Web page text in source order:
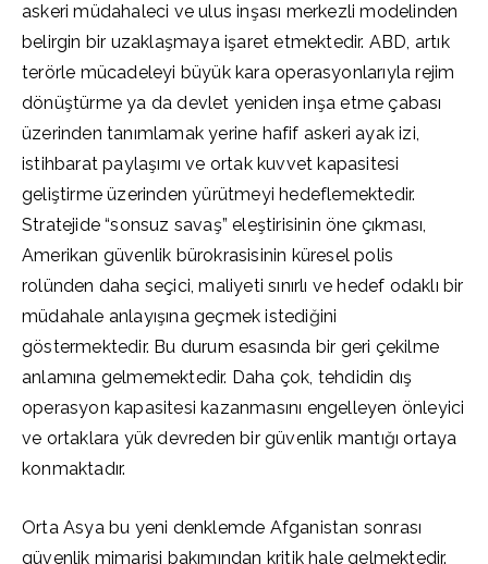
askeri müdahaleci ve ulus inşası merkezli modelinden
belirgin bir uzaklaşmaya işaret etmektedir. ABD, artık
terörle mücadeleyi büyük kara operasyonlarıyla rejim
dönüştürme ya da devlet yeniden inşa etme çabası
üzerinden tanımlamak yerine hafif askeri ayak izi,
istihbarat paylaşımı ve ortak kuvvet kapasitesi
geliştirme üzerinden yürütmeyi hedeflemektedir.
Stratejide “sonsuz savaş” eleştirisinin öne çıkması,
Amerikan güvenlik bürokrasisinin küresel polis
rolünden daha seçici, maliyeti sınırlı ve hedef odaklı bir
müdahale anlayışına geçmek istediğini
göstermektedir. Bu durum esasında bir geri çekilme
anlamına gelmemektedir. Daha çok, tehdidin dış
operasyon kapasitesi kazanmasını engelleyen önleyici
ve ortaklara yük devreden bir güvenlik mantığı ortaya
konmaktadır.
Orta Asya bu yeni denklemde Afganistan sonrası
güvenlik mimarisi bakımından kritik hale gelmektedir.